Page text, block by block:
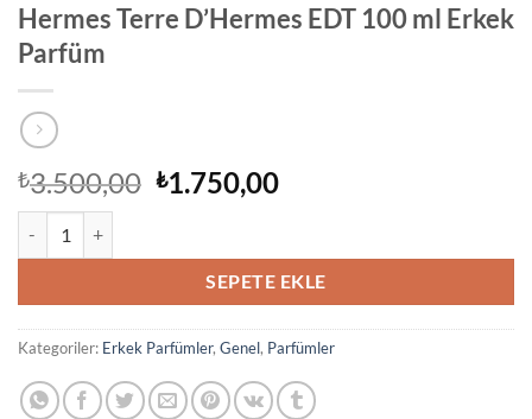
Hermes Terre D’Hermes EDT 100 ml Erkek
Parfüm
₺3.500,00 Orijinal
₺1.750,00Şu
₺1.750,00.
SEPETE EKLE
Kategoriler: Erkek Parfümler, Genel, Parfümler